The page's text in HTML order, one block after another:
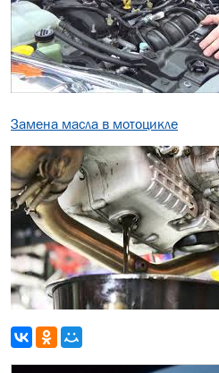
Замена масла в мотоцикле